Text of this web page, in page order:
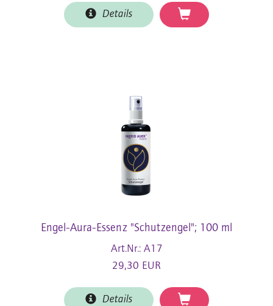
Details
Engel-Aura-Essenz "Schutzengel"; 100 ml
Art.Nr.: A17
29,30 EUR
Details